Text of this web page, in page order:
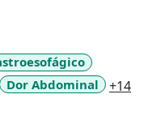
Dor Abdominal +14